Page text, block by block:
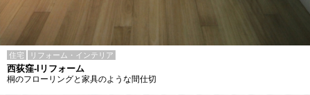
住宅 リフォーム・インテリア
西荻窪-Iリフォーム
桐のフローリングと家具のような間仕切